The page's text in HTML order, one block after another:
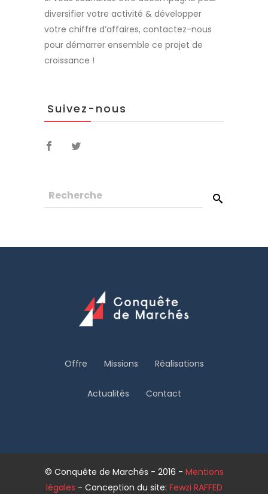
diversifier votre activité & développer
votre chiffre d’affaires, contactez-nous
pour démarrer ensemble ce projet de
croissance !
Suivez-nous
Offre Missions Réalisations
Actualités Contact
© Conquête de Marchés - 2016 - Mentions
légales - Conception du site: Fewzi RAFFED